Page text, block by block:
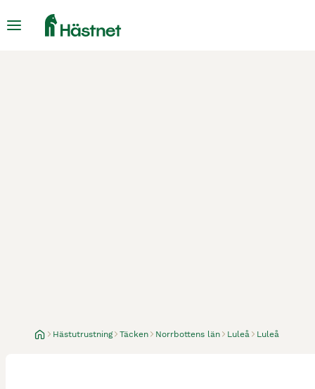
Hästutrustning Täcken Norrbottens län Luleå Luleå